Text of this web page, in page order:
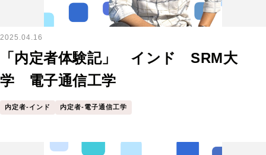
2025.04.16
「内定者体験記」 インド SRM大
学 電子通信工学
内定者-インド 内定者-電子通信工学